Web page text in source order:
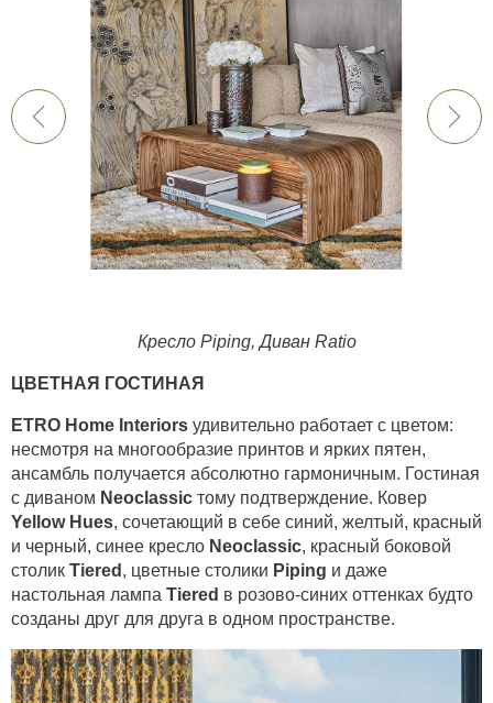
Кресло Piping,Диван Ratio
ЦВЕТНАЯ ГОСТИНАЯ
ETRO Home Interiors удивительно работает с цветом:
несмотря на многообразие принтов и ярких пятен,
ансамбль получается абсолютно гармоничным. Гостиная
с диваном Neoclassic тому подтверждение. Ковер
Yellow Hues, сочетающий в себе синий, желтый, красный
и черный, синее кресло Neoclassic, красный боковой
столик Tiered , цветные столики Piping и даже
настольная лампа Tiered в розово-синих оттенках будто
созданы друг для друга в одном пространстве.